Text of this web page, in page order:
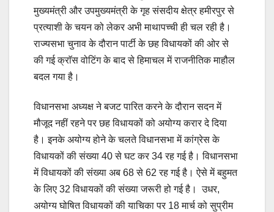
मुख्यमंत्री और उपमुख्यमंत्री के गृह संसदीय क्षेत्र हमीरपुर से
प्रत्याशी के चयन को लेकर अभी माथापच्ची ही चल रही है।
राज्यसभा चुनाव के दौरान पार्टी के छह विधायकों की ओर से
की गई क्राॅस वोटिंग के बाद से हिमाचल में राजनीतिक माहौल
बदल गया है।
विधानसभा अध्यक्ष ने बजट पारित करने के दौरान सदन में
मौजूद नहीं रहने पर छह विधायकों को अयोग्य करार दे दिया
है। इनके अयोग्य होने के चलते विधानसभा में कांग्रेस के
विधायकों की संख्या 40 से घट कर 34 रह गई है। विधानसभा
में विधायकों की संख्या अब 68 से 62 रह गई है। ऐसे में बहुमत
के लिए 32 विधायकों की संख्या जरूरी हो गई है। उधर,
अयोग्य घोषित विधायकों की याचिका पर 18 मार्च को सुप्रीम